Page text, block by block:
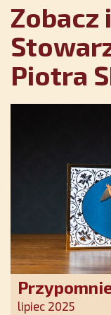
Zobacz
Piotra
obecności
lipiec 2025